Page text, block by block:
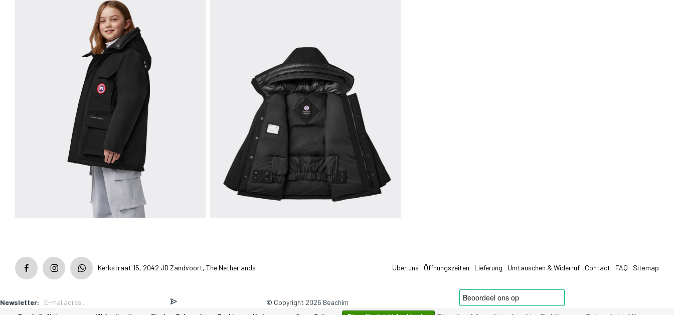
Kerkstraat 15, 2042 JD Zandvoort, The Netherlands Über uns Öffnungszeiten Lieferung Umtauschen & Widerruf Contact FAQ Sitemap
Newsletter: © Copyright 2026 Beachim